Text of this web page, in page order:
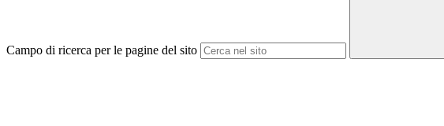
Campo di ricerca per le pagine del sito